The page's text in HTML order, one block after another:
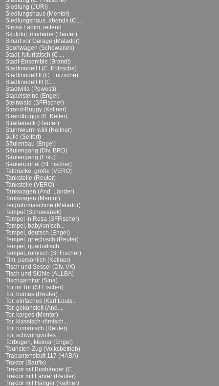
Siedlung (JURI)
Siedlungshaus (Mentor)
Siedlungshaus, abends (C....
Simsa Labim, reitend...
Skulptur, moderne (Reuter)
Smart vor Garage (Matador)
Sportwagen (Schowanek)
Stadt, futuristisch (C....
Stadt-Ensemble (Brandt)
Stadtmodell I (C. Fritzsche)
Stadtmodell II (C. Fritzsche)
Stadtmodell III (C....
Stadtvilla (Pewesti)
Stapelsteine (Engel)
Steinwald (SFFischer)
Strand-Buggy (Kellner)
Strandbuggy (K. Keller)
Straßeneck (Reuter)
Sturmwurm willi (Kellner)
Sulki (Seifert)
Säulenbau (Engel)
Säulengang (Div. BRD)
Säulengang (Erku)
Säulenportal (SFFischer)
Talbrücke, große (VERO)
Tankstelle (Reuter)
Tankstelle (VERO)
Tankwagen (And. Länder)
Tankwagen (Mentor)
Teigrührmaschine (Matador)
Tempel (Schowanek)
Tempel in Rosa (SFFischer)
Tempel, babylonisch...
Tempel, deutsch (Engel)
Tempel, griechisch (Reuter)
Tempel, quadratisch...
Tempel, römisch (SFFischer)
Tim, persönlich (Kellner)
Tisch und Sessel (Div. VK)
Tisch und Stühle (ALLBA)
Tischgarnitur (Sina)
Tor im Tor (SFFischer)
Tor, buntes (Reuter)
Tor, einfaches (Karl Louis...
Tor, gekünstelt (And....
Tor, karges (Mentor)
Tor, klassisch-römisch...
Tor, romanisch (Reuter)
Tor, schwungvolles...
Torbogen, kleiner (Engel)
Touristen-Zug (Volksbetrieb)
Trabantenstadt 117 (HABA)
Traktor (Baufix)
Traktor mit Bushänger (C....
Traktor mit Fahrer (Reuter)
Traktor mit Hänger (Kellner)